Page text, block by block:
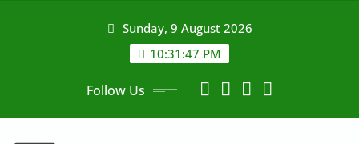
Sunday, 9 August 2026
10:31:48 PM
Follow Us